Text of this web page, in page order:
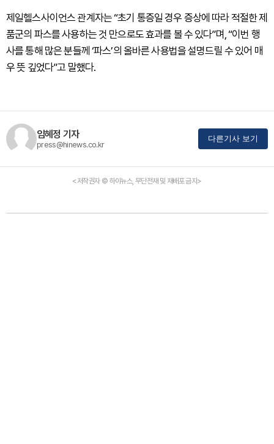
제일헬스사이언스 관계자는 “초기 통증일 경우 증상에 따라 적절한 제
품군의 파스를 사용하는 것 만으로도 효과를 볼 수 있다”며, “이번 행
사를 통해 많은 분들께 ‘파스’의 올바른 사용법을 설명드릴 수 있어 매
우 뜻 깊었다”고 말했다.
임혜정 기자
press@hinews.co.kr
다른기사 보기
<저작권자 © 하이뉴스, 무단전재 및 재배포 금지>